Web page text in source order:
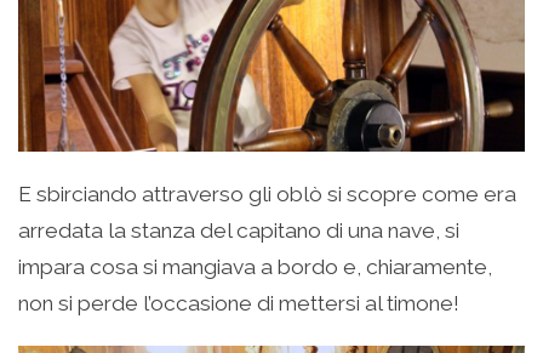
E sbirciando attraverso gli oblò si scopre come era
arredata la stanza del capitano di una nave, si
impara cosa si mangiava a bordo e, chiaramente,
non si perde l’occasione di mettersi al timone!